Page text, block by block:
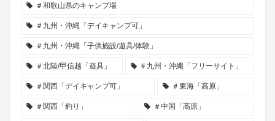
＃和歌山県のキャンプ場
＃九州・沖縄「デイキャンプ可」
＃九州・沖縄「子供施設/遊具/体験」
＃北陸/甲信越「遊具」 ＃九州・沖縄「フリーサイト」
＃関西「デイキャンプ可」 ＃東海「高原」
＃関西「釣り」 ＃中国「高原」